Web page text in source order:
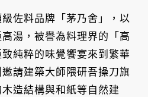
佐料品牌「茅乃舍」，以
湯，被譽為料理界的「高
純粹的味覺饗宴來到繁華
請建築大師隈研吾操刀旗
造結構與和紙等自然建